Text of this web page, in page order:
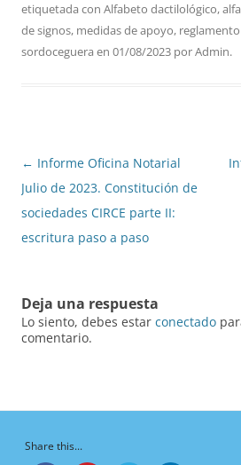
etiquetada con Alfabeto dactilológico,
de signos, medidas de apoyo,
sordoceguera en 01/08/2023 porAdmin.
Navegación
de
entradas
← Informe Oficina Notarial
Julio de 2023. Constitución de
sociedades CIRCE parte II:
escritura paso a paso
Deja una respuesta
Lo siento, debes estar conectado
comentario.
Share this...